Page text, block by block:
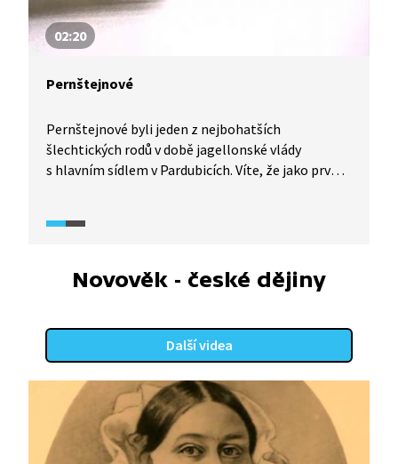
02:20
Pernštejnové
Pernštejnové byli jeden z nejbohatších
šlechtických rodů v době jagellonské vlády
s hlavním sídlem v Pardubicích. Víte, že jako první
Novověk - české dějiny
Další videa